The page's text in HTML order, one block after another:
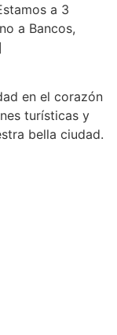
a 3
a Bancos,
en el corazón
turísticas y
bella ciudad.